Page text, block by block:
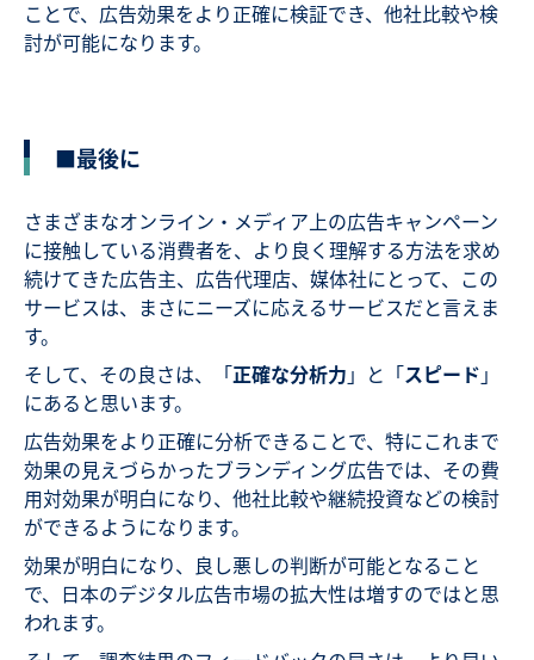
ことで、広告効果をより正確に検証でき、他社比較や検
討が可能になります。
■最後に
さまざまなオンライン・メディア上の広告キャンペーン
に接触している消費者を、より良く理解する方法を求め
続けてきた広告主、広告代理店、媒体社にとって、この
サービスは、まさにニーズに応えるサービスだと言えま
す。
そして、その良さは、「正確な分析力 」と「スピード 」
にあると思います。
広告効果をより正確に分析できることで、特にこれまで
効果の見えづらかったブランディング広告では、その費
用対効果が明白になり、他社比較や継続投資などの検討
ができるようになります。
効果が明白になり、良し悪しの判断が可能となること
で、日本のデジタル広告市場の拡大性は増すのではと思
われます。